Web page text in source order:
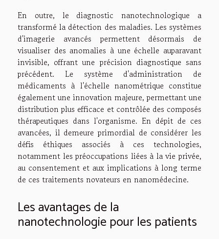
En outre, le diagnostic nanotechnologique a
transformé la détection des maladies. Les systèmes
d'imagerie avancés permettent désormais de
visualiser des anomalies à une échelle auparavant
invisible, offrant une précision diagnostique sans
précédent. Le système d'administration de
médicaments à l'échelle nanométrique constitue
également une innovation majeure, permettant une
distribution plus efficace et contrôlée des composés
thérapeutiques dans l'organisme. En dépit de ces
avancées, il demeure primordial de considérer les
défis éthiques associés à ces technologies,
notamment les préoccupations liées à la vie privée,
au consentement et aux implications à long terme
de ces traitements novateurs en nanomédecine.
Les avantages de la
nanotechnologie pour les patients